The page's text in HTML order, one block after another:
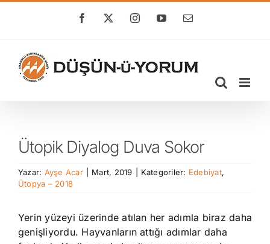
Facebook
X InstagramYouTube
E-
Ütopik Diyalog Duva Sokor
Yazar: Ayşe Acar Mart, 2019 Kategoriler: Edebiyat,
Ütopya – 2018
Yerin yüzeyi üzerinde atılan her adımla biraz daha
genişliyordu. Hayvanların attığı adımlar daha